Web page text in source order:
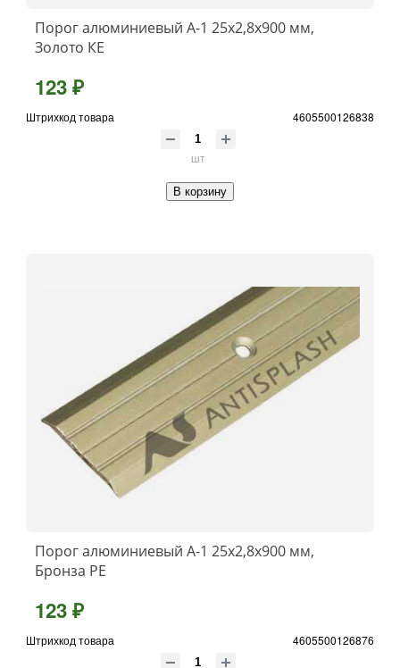
Порог алюминиевый А-1 25x2,8x900 мм,
Золото КЕ
123 ₽
Штрихкод товара 4605500126838
шт
В корзину
Порог алюминиевый А-1 25x2,8x900 мм,
Бронза РЕ
123 ₽
Штрихкод товара 4605500126876